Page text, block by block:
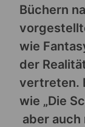
Büchern
wie
der
vertreten.
wie „Die
aber